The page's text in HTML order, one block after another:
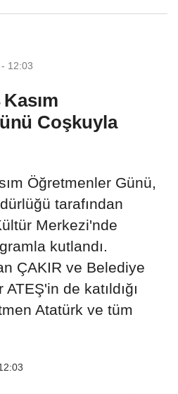
- 12:03
Coşkuyla
Öğretmenler Günü,
tarafından
Merkezi'nde
kutlandı.
ÇAKIR ve Belediye
de katıldığı
Atatürk ve tüm